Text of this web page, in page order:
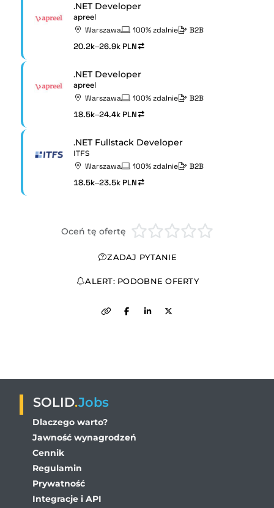
.NET Developer
apreel
Warszawa 100% zdalnie B2B
20.2k–26.9k PLN
.NET Developer
apreel
Warszawa 100% zdalnie B2B
18.5k–24.4k PLN
.NET Fullstack Developer
ITFS
Warszawa 100% zdalnie B2B
18.5k–23.5k PLN
Oceń tę ofertę
ZADAJ PYTANIE
ALERT: PODOBNE OFERTY
SOLID.Jobs
Dlaczego warto?
Jawność wynagrodzeń
Cennik
Regulamin
Prywatność
Integracje i API